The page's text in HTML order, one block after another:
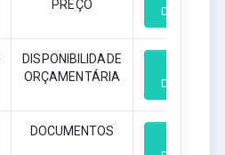
PREÇO Download
DISPONIBILIDADE
ORÇAMENTÁRIA
Download
DOCUMENTOS